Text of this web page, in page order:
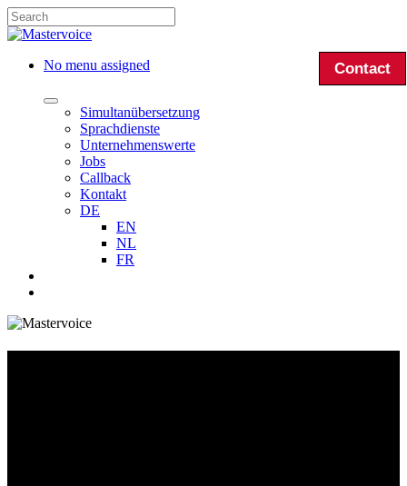
Skip
to
content
Close
search
Menu No menu assigned
Simultanübersetzung
Sprachdienste
Unternehmenswerte
Jobs
Callback
Kontakt
DE
EN
NL
FR
Contact